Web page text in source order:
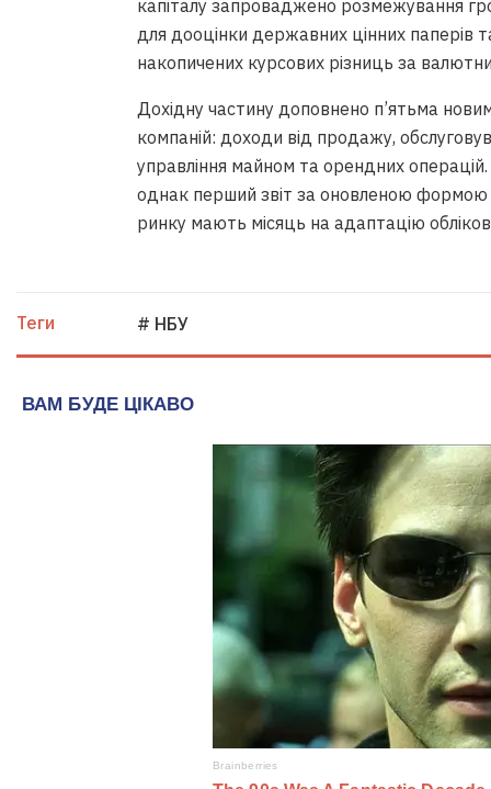
капіталу запроваджено розмежування
для дооцінки державних цінних паперів
накопичених курсових різниць за
Дохідну частину доповнено п’ятьма
компаній: доходи від продажу,
управління майном та орендних
однак перший звіт за оновленою формою
ринку мають місяць на адаптацію
Теги # НБУ